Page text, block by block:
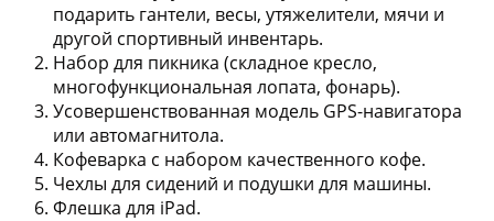
подарить гантели, весы, утяжелители, мячи и
другой спортивный инвентарь.
Набор для пикника (складное кресло,
многофункциональная лопата, фонарь).
Усовершенствованная модель GPS-навигатора
или автомагнитола.
Кофеварка с набором качественного кофе.
Чехлы для сидений и подушки для машины.
Флешка для iPad.